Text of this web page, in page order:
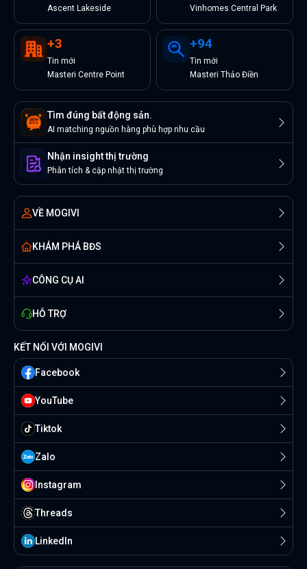
Ascent Lakeside
Vinhomes Central Park
+3
Tin mới
Masteri Centre Point
+94
Tin mới
Masteri Thảo Điền
Tìm đúng bất động sản.
AI matching nguồn hàng phù hợp nhu cầu
Nhận insight thị trường
Phân tích & cập nhật thị trường
VỀ MOGIVI
KHÁM PHÁ BĐS
CÔNG CỤ AI
HỖ TRỢ
KẾT NỐI VỚI MOGIVI
Facebook
YouTube
Tiktok
Zalo
Instagram
Threads
Linkedln